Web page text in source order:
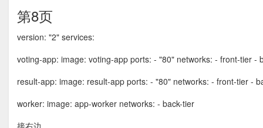
第8页
version: "2" services:
voting-app: image: voting-app ports: - "80" networks: - front-tier -
result-app: image: result-app ports: - "80" networks: - front-tier -
worker: image: app-worker networks: - back-tier
接右边